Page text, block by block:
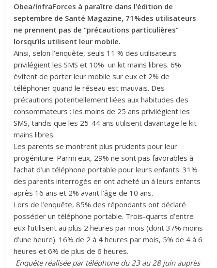
Obea/InfraForces à paraître dans l’édition de
septembre de Santé Magazine, 71%des utilisateurs
ne prennent pas de “précautions particulières”
lorsqu’ils utilisent leur mobile.
Ainsi, selon l’enquête, seuls 11 % des utilisateurs
privilégient les SMS et 10% un kit mains libres. 6%
évitent de porter leur mobile sur eux et 2% de
téléphoner quand le réseau est mauvais. Des
précautions potentiellement liées aux habitudes des
consommateurs : les moins de 25 ans privilégient les
SMS, tandis que les 25-44 ans utilisent davantage le kit
mains libres.
Les parents se montrent plus prudents pour leur
progéniture. Parmi eux, 29% ne sont pas favorables à
l’achat d’un téléphone portable pour leurs enfants. 31%
des parents interrogés en ont acheté un à leurs enfants
après 16 ans et 2% avant l’âge de 10 ans.
Lors de l’enquête, 85% des répondants ont déclaré
posséder un téléphone portable. Trois-quarts d’entre
eux l’utilisent au plus 2 heures par mois (dont 37% moins
d’une heure). 16% de 2 à 4 heures par mois, 5% de 4 à 6
heures et 6% de plus de 6 heures.
Enquête réalisée par téléphone du 23 au 28 juin auprès